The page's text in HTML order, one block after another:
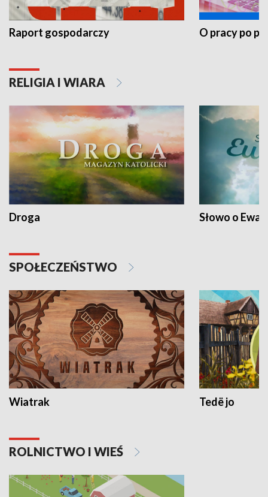
Raport gospodarczy O pracy po
RELIGIA I WIARA
Droga Słowo o
SPOŁECZEŃSTWO
Wiatrak Tedë jo
ROLNICTWO I WIEŚ